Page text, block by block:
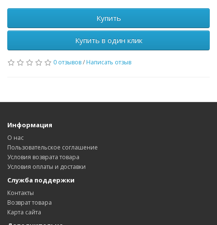
Купить
Купить в один клик
0 отзывов/ Написать отзыв
Информация
О нас
Пользовательское соглашение
Условия возврата товара
Условия оплаты и доставки
Служба поддержки
Контакты
Возврат товара
Карта сайта